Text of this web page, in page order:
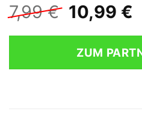
7,99€
Preis
war:
7,99 €
10,99 €
ZUM